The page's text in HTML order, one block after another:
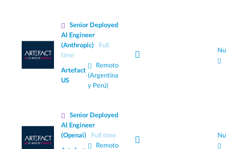
Senior Deployed
AI Engineer
(Anthropic)
Full
time
Artefact
US
·
Remoto
(Argentina
y Perú)
Senior Deployed
AI Engineer
(Openai)
Full time
Remoto